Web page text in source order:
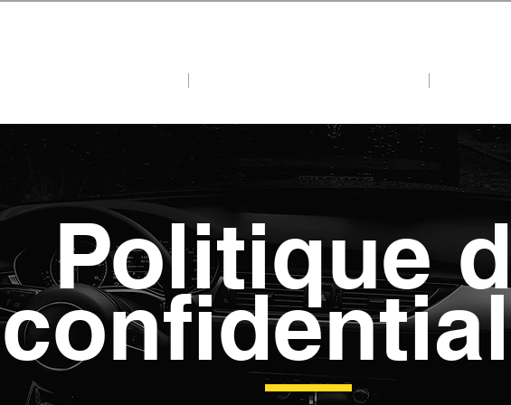
Politique